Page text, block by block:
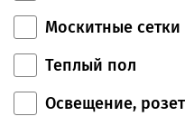
Москитные сетки
Теплый пол
Освещение,